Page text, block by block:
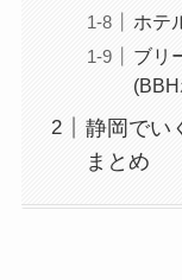
ホテ
ブリ
静岡でい
まとめ